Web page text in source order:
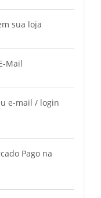
sua loja
Mail
e-mail / login
Pago na